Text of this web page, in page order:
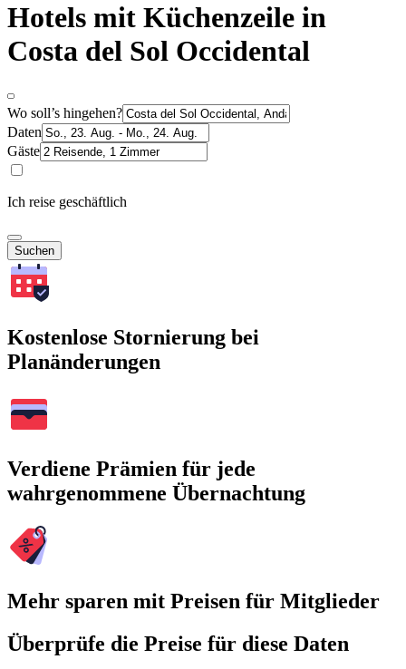
Hotels mit Küchenzeile in
Costa del Sol Occidental
Wo soll’s hingehen?
Daten
Gäste
Ich reise geschäftlich
Suchen
Kostenlose Stornierung bei
Planänderungen
Verdiene Prämien für jede
wahrgenommene Übernachtung
Mehr sparen mit Preisen für Mitglieder
Überprüfe die Preise für diese Daten